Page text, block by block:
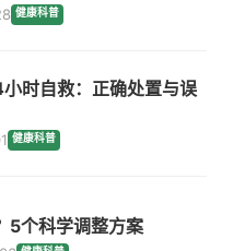
健康科普
时自救：正确处置与误
健康科普
5个科学调整方案